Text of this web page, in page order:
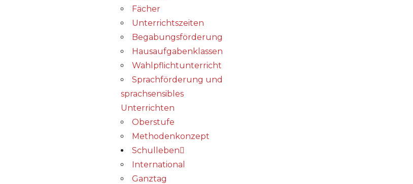
Fächer
Unterrichtszeiten
Begabungs­förderung
Hausaufgabenklassen
Wahlpflichtunterricht
Sprachförderung und
sprachsensibles
Unterrichten
Oberstufe
Methodenkonzept
Schulleben
International
Ganztag